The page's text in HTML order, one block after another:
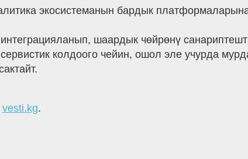
экосистеманын бардык
шаардык чөйрөнү
колдоого чейин, ошол эле учурда
vesti.kg.